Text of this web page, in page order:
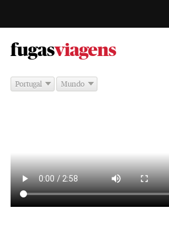
fugas -
viagens
Portugal Mundo